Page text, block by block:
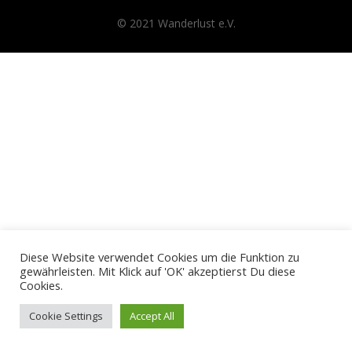
© 2021 Wanderlust e.V.
Diese Website verwendet Cookies um die Funktion zu
gewährleisten. Mit Klick auf 'OK' akzeptierst Du diese
Cookies.
Cookie Settings Accept All